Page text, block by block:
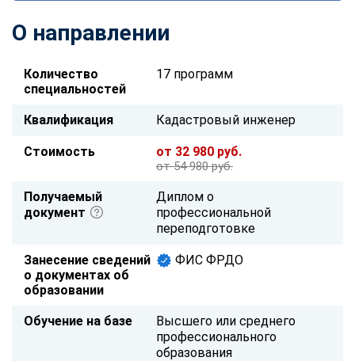
О направлении
Количество
специальностей
17 программ
Квалификация Кадастровый инженер
Стоимость от 32 980 руб.
от 54 980 руб.
Получаемый
документ
Диплом о
профессиональной
переподготовке
Занесение сведений
о документах об
образовании
ФИС ФРДО
Обучение на базе
Высшего или среднего
профессионального
образования